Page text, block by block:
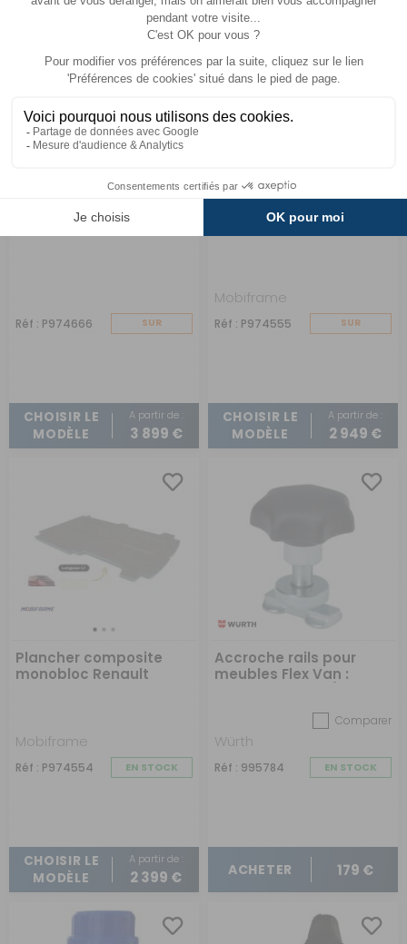
Banquette Neptune 3
Réf : P974666
SUR
CHOISIR LE
MODÈLE
A partir de :
3 899 €
Banquette fixe RAM03
sans accoudoirs avec
Mobiframe
Réf : P974555
SUR
CHOISIR LE
MODÈLE
A partir de :
2 949 €
Plancher composite
monobloc Renault
Mobiframe
Réf : P974554 EN STOCK
CHOISIR LE
MODÈLE
A partir de :
2 399 €
Accroche rails pour
meubles Flex Van :
Comparer
Würth
Réf : 995784 EN STOCK
ACHETER 179 €